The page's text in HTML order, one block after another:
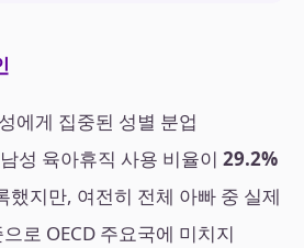
에게 집중된 성별 분업
성 육아휴직 사용 비율이 29.2%
했지만, 여전히 전체 아빠 중 실제
로 OECD 주요국에 미치지